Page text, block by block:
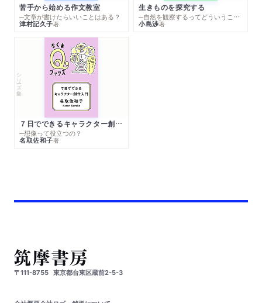
苦手から始める作文教室
─文章が書けたらいいことはある？
津村記久子著
生きものを探究する
─自然を観察するってどういうこと？
小島渉著
シリーズ・全集
７日でできるキャラクター創作入門
─想像って役立つの？
名取佐和子著
〒111-8755 東京都台東区蔵前2-5-3